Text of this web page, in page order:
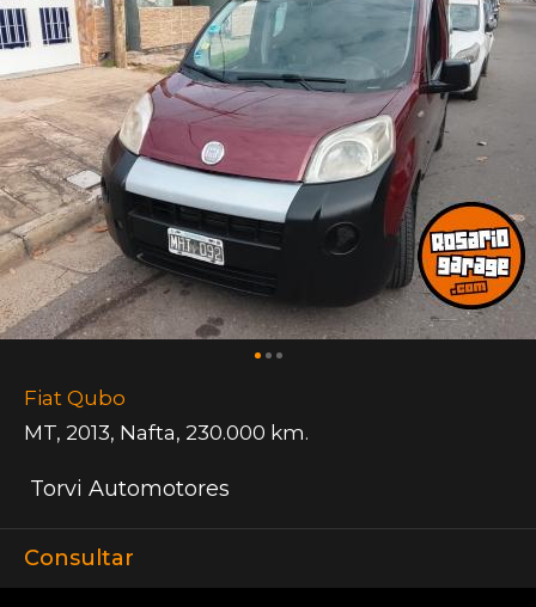
Fiat Qubo
MT, 2013, Nafta, 230.000 km.
Torvi Automotores
Consultar